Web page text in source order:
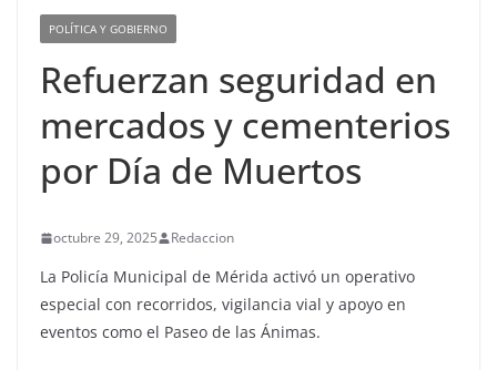
POLÍTICA Y GOBIERNO
Refuerzan seguridad en
mercados y cementerios
por Día de Muertos
octubre 29, 2025 Redaccion
La Policía Municipal de Mérida activó un operativo
especial con recorridos, vigilancia vial y apoyo en
eventos como el Paseo de las Ánimas.